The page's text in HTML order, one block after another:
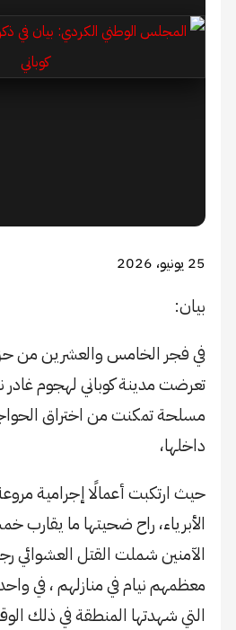
25 يونيو، 2026
بيان:
تعرضت مدينة كوباني لهجوم
مسلحة تمكنت من اختراق
داخلها،
حيث ارتكبت أعمالًا إجرامية
الأبرياء، راح ضحيتها ما
الآمنين شملت القتل العشوائي
معظمهم نيام في منازلهم ، في
التي شهدتها المنطقة في ذلك